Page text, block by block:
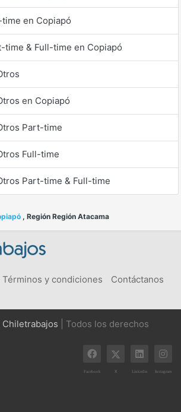
en Copiapó
time & Full-time en Copiapó
en Copiapó
Part-time
Full-time
Part-time & Full-time
, Región Región Atacama
Términos y condiciones
Contáctanos
Chiletrabajos | Todos los derechos
Facebook X Linkedin Instagram